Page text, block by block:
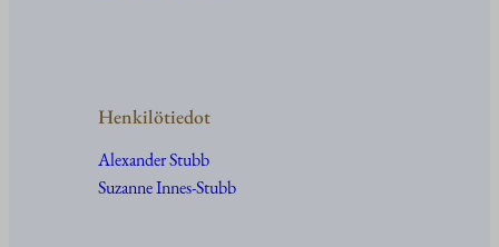
Henkilötiedot
Alexander Stubb
Suzanne Innes-Stubb